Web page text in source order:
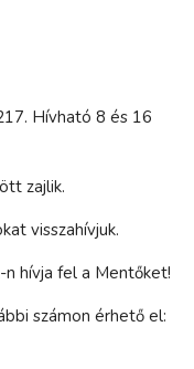
Hívható 8 és 16
zajlik.
visszahívjuk.
hívja fel a Mentőket!
számon érhető el: